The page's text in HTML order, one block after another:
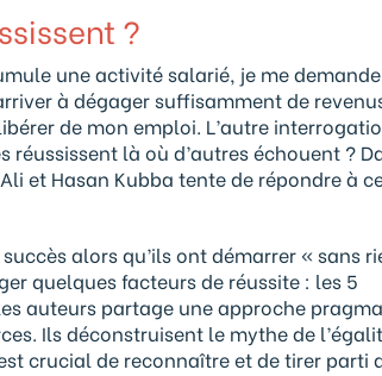
?
une activité salarié, je me demande
à dégager suffisamment de
de mon emploi. L’autre
là où d’autres échouent ?
et Hasan Kubba tente de répondre à
alors qu’ils ont démarrer « sans
quelques facteurs de réussite : les 5
auteurs partage une approche
Ils déconstruisent le mythe de
crucial de reconnaître et de tirer parti